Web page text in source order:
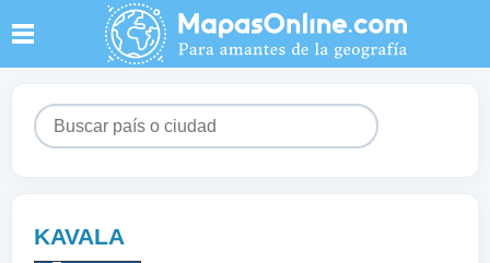
KAVALA